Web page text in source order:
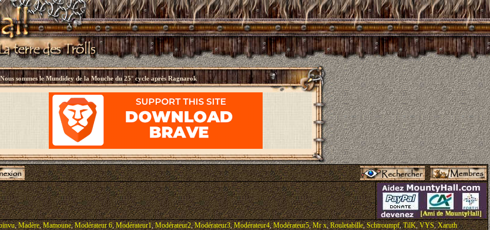
Nous sommes leMundidey de la Mouche du 25° cycle après Ragnarok
,Madère,Mamoune,Modérateur 6,Modérateur1,Modérateur2,Modérateur3,Modérateur4,Modérateur5,Mr x,Rouletabille,Schtroumpf,TilK,VYS,Xaruth